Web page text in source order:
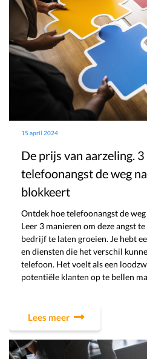
15 april 2024
De prijs van aarzeling.
telefoonangst de weg
blokkeert
Ontdek hoe telefoonangst de
Leer 3 manieren om deze angst
bedrijf te laten groeien. Je hebt
en diensten die het verschil
telefoon. Het voelt als een
potentiële klanten op te bellen
Lees meer